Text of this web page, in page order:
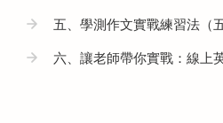
五、學測作文實戰練習法（
六、讓老師帶你實戰：線上